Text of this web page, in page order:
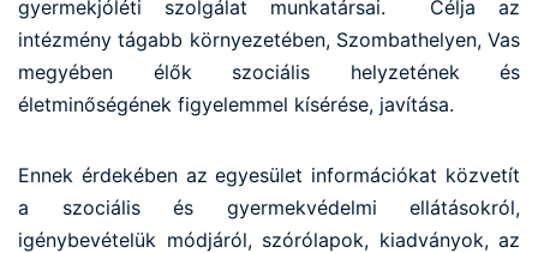
gyermekjóléti szolgálat munkatársai. Célja az
intézmény tágabb környezetében, Szombathelyen, Vas
megyében élők szociális helyzetének és
életminőségének figyelemmel kísérése, javítása.
Ennek érdekében az egyesület információkat közvetít
a szociális és gyermekvédelmi ellátásokról,
igénybevételük módjáról, szórólapok, kiadványok, az